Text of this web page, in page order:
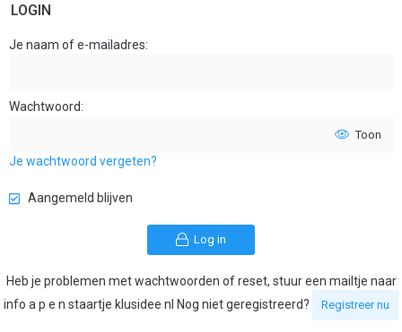
LOGIN
Je naam of e-mailadres
Wachtwoord
Toon
Je wachtwoord vergeten?
Aangemeld blijven
Log in
Heb je problemen met wachtwoorden of reset, stuur een mailtje naar
info a p e n staartje klusidee nl Nog niet geregistreerd?
Registreer nu